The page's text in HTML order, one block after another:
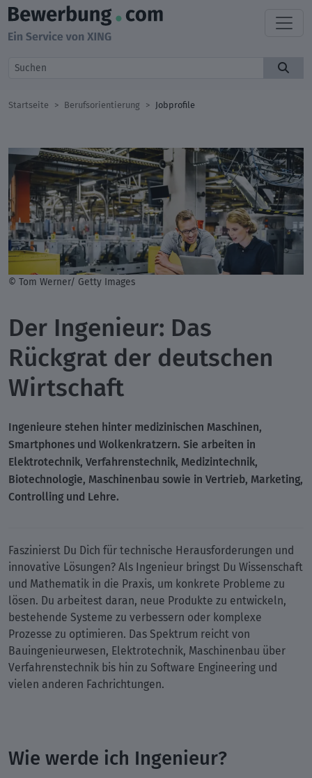
Startseite Berufsorientierung Jobprofile
© Tom Werner/ Getty Images
Der Ingenieur: Das
Rückgrat der deutschen
Wirtschaft
Ingenieure stehen hinter medizinischen Maschinen,
Smartphones und Wolkenkratzern. Sie arbeiten in
Elektrotechnik, Verfahrenstechnik, Medizintechnik,
Biotechnologie, Maschinenbau sowie in Vertrieb, Marketing,
Controlling und Lehre.
Faszinierst Du Dich für technische Herausforderungen und
innovative Lösungen? Als Ingenieur bringst Du Wissenschaft
und Mathematik in die Praxis, um konkrete Probleme zu
lösen. Du arbeitest daran, neue Produkte zu entwickeln,
bestehende Systeme zu verbessern oder komplexe
Prozesse zu optimieren. Das Spektrum reicht von
Bauingenieurwesen, Elektrotechnik, Maschinenbau über
Verfahrenstechnik bis hin zu Software Engineering und
vielen anderen Fachrichtungen.
Wie werde ich Ingenieur?